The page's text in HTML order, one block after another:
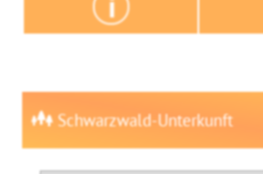
Schwarzwald-Unterkunft